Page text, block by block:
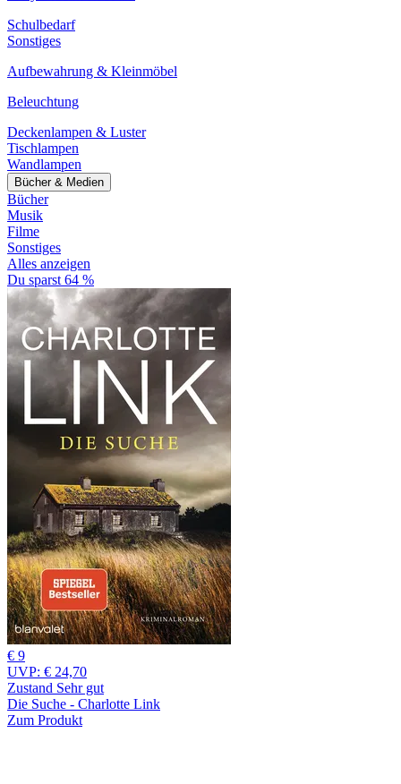
Schulbedarf
Sonstiges
Aufbewahrung & Kleinmöbel
Beleuchtung
Deckenlampen & Luster
Tischlampen
Wandlampen
Bücher & Medien
Bücher
Musik
Filme
Sonstiges
Alles anzeigen
Du sparst 64 %
€ 9
UVP: € 24,70
Zustand Sehr gut
Die Suche - Charlotte Link
Zum Produkt